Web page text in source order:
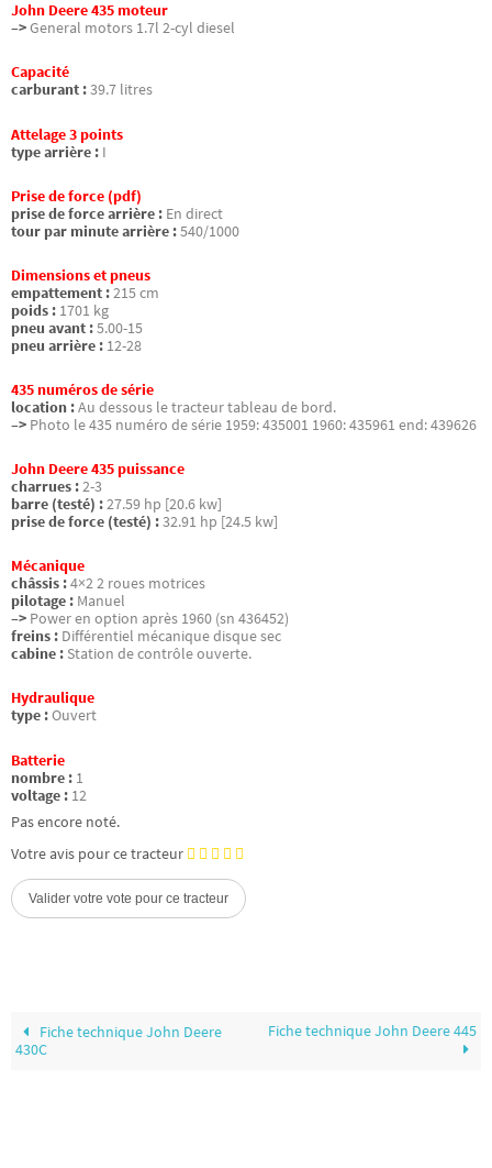
John Deere 435 moteur
–>General motors 1.7l 2-cyl diesel
Capacité
carburant :39.7 litres
Attelage 3 points
type arrière : I
Prise de force (pdf)
prise de force arrière : En direct
tour par minute arrière :540/1000
Dimensions et pneus
empattement :215 cm
poids : 1701 kg
pneu avant :5.00-15
pneu arrière : 12-28
435 numéros de série
location :Au dessous le tracteur tableau de bord.
–> Photo le 435 numéro de série 1959: 435001 1960: 435961 end: 439626
John Deere 435 puissance
charrues :2-3
barre (testé) :27.59 hp [20.6 kw]
prise de force (testé) :32.91 hp [24.5 kw]
Mécanique
châssis :4×2 2 roues motrices
pilotage : Manuel
–> Power en option après 1960 (sn 436452)
freins : Différentiel mécanique disque sec
cabine : Station de contrôle ouverte.
Hydraulique
type :Ouvert
Batterie
nombre : 1
voltage : 12
Pas encore noté.
Votre avis pour ce tracteur
Fiche technique John Deere
430C
Fiche technique John Deere 445